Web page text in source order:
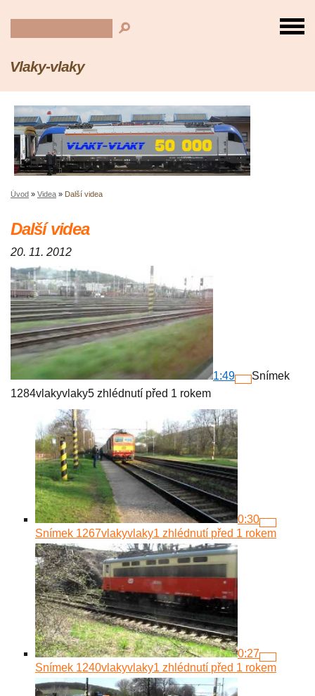
Vlaky-vlaky
Úvod » Videa » Další videa
Další videa
20. 11. 2012
1:49
Snímek
1284vlakyvlaky5 zhlédnutí před 1 rokem
0:30
Snímek 1267vlakyvlaky1 zhlédnutí před 1 rokem
0:27
Snímek 1240vlakyvlaky1 zhlédnutí před 1 rokem